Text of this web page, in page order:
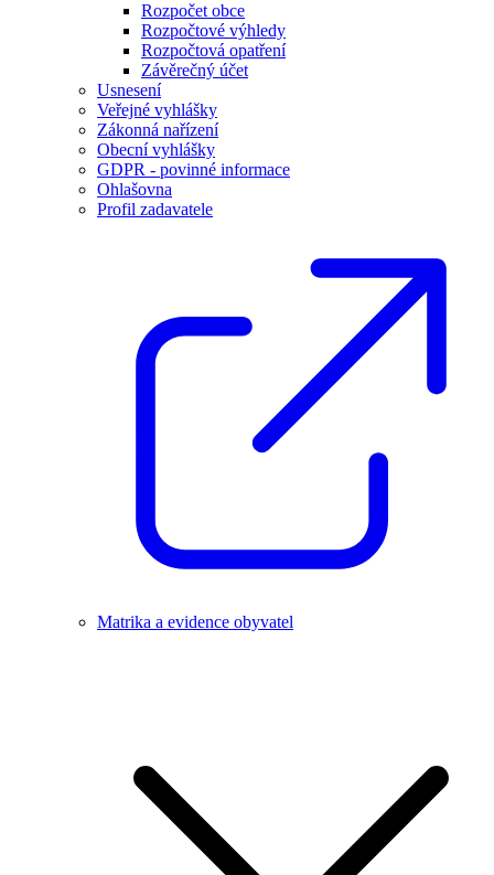
Rozpočet obce
Rozpočtové výhledy
Rozpočtová opatření
Závěrečný účet
Usnesení
Veřejné vyhlášky
Zákonná nařízení
Obecní vyhlášky
GDPR - povinné informace
Ohlašovna
Profil zadavatele
Matrika a evidence obyvatel